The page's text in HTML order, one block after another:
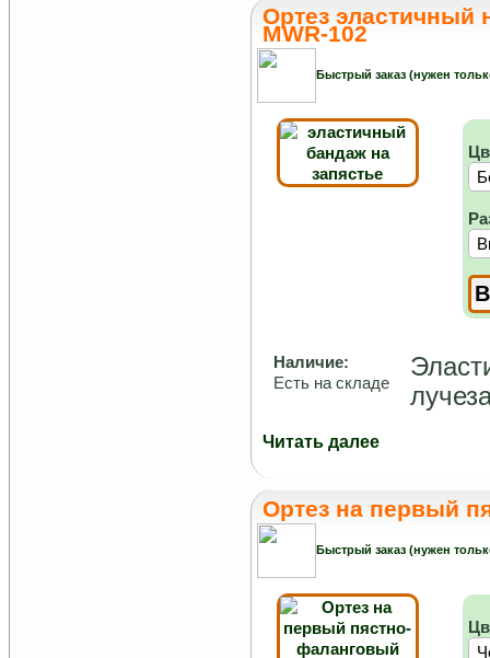
Ортез эластичный
MWR-102
Быстрый заказ (нужен
Наличие:
Есть на складе
Читать далее
Ортез на первый
Быстрый заказ (нужен